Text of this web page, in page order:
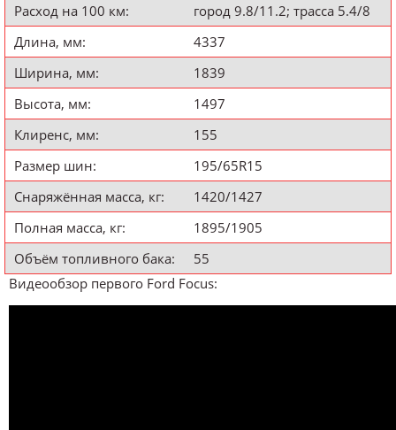
Расход на 100 км:
город 9.8/11.2; трасса 5.4/8
Длина, мм:
4337
Ширина, мм:
1839
Высота, мм:
1497
Клиренс, мм:
155
Размер шин:
195/65R15
Снаряжённая масса, кг:
1420/1427
Полная масса, кг:
1895/1905
Объём топливного бака:
55
Видеообзор первого Ford Focus: